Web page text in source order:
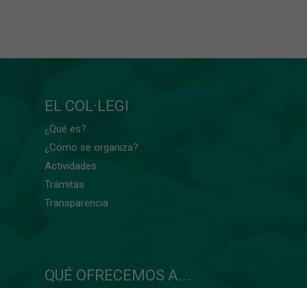
EL COL·LEGI
¿Qué es?
¿Cómo se organiza?
Actividades
Trámitas
Transparencia
QUÉ OFRECEMOS A...